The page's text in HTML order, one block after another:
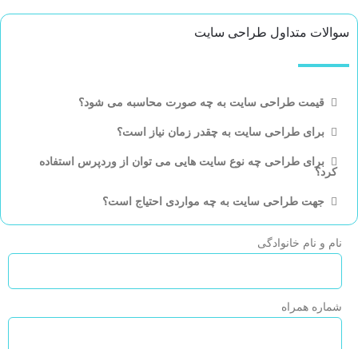
سوالات متداول طراحی سایت
قیمت طراحی سایت به چه صورت محاسبه می شود؟
برای طراحی سایت به چقدر زمان نیاز است؟
برای طراحی چه نوع سایت هایی می توان از وردپرس استفاده
کرد؟
جهت طراحی سایت به چه مواردی احتیاج است؟
نام و نام خانوادگی
شماره همراه